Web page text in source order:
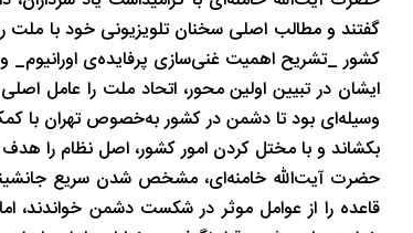
کشور _تشریح اهمیت غنی‌سازی پرفایده‌ی اورانیوم_
وسیله‌ای بود تا دشمن در کشور به‌خصوص تهران با
بکشاند و با مختل کردن امور کشور، اصل نظام را
حضرت آیت‌الله خامنه‌ای، مشخص شدن سریع
قاعده را از عوامل موثر در شکست دشمن خواندند،‌